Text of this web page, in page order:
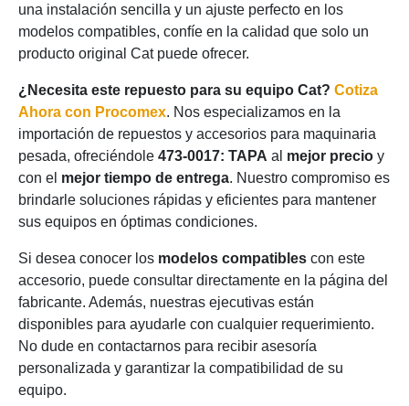
una instalación sencilla y un ajuste perfecto en los
modelos compatibles, confíe en la calidad que solo un
producto original Cat puede ofrecer.
¿Necesita este repuesto para su equipo Cat? Cotiza
Ahora con Procomex. Nos especializamos en la
importación de repuestos y accesorios para maquinaria
pesada, ofreciéndole 473-0017: TAPA al mejor precio y
con el mejor tiempo de entrega. Nuestro compromiso es
brindarle soluciones rápidas y eficientes para mantener
sus equipos en óptimas condiciones.
Si desea conocer los modelos compatibles con este
accesorio, puede consultar directamente en la página del
fabricante. Además, nuestras ejecutivas están
disponibles para ayudarle con cualquier requerimiento.
No dude en contactarnos para recibir asesoría
personalizada y garantizar la compatibilidad de su
equipo.